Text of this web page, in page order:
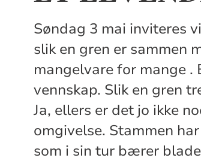
Søndag 3 mai inviteres
slik en gren er sammen
mangelvare for mange
vennskap. Slik en gren
Ja, ellers er det jo ikke
omgivelse. Stammen
som i sin tur bærer